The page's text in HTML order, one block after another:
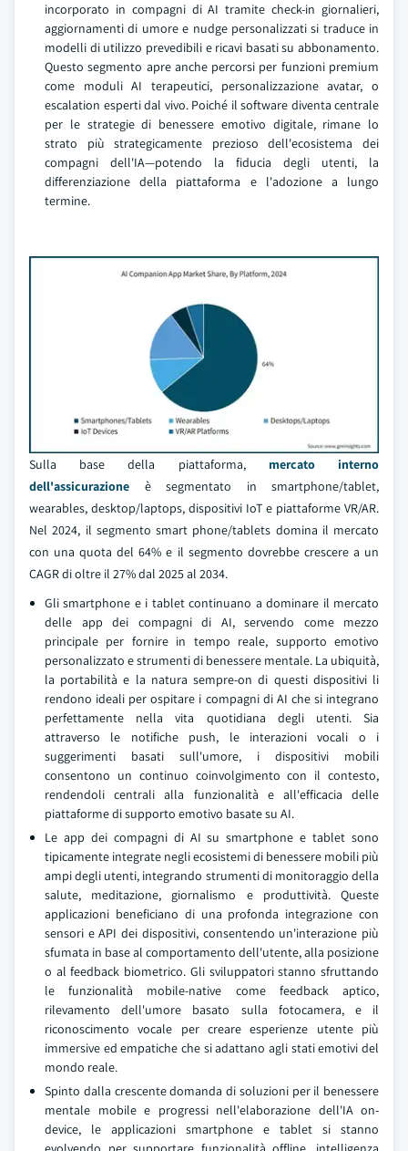
incorporato in compagni di AI tramite check-in giornalieri,
aggiornamenti di umore e nudge personalizzati si traduce in
modelli di utilizzo prevedibili e ricavi basati su abbonamento.
Questo segmento apre anche percorsi per funzioni premium
come moduli AI terapeutici, personalizzazione avatar, o
escalation esperti dal vivo. Poiché il software diventa centrale
per le strategie di benessere emotivo digitale, rimane lo
strato più strategicamente prezioso dell'ecosistema dei
compagni dell'IA—potendo la fiducia degli utenti, la
differenziazione della piattaforma e l'adozione a lungo
termine.
Sulla base della piattaforma, mercato interno
dell'assicurazione è segmentato in smartphone/tablet,
wearables, desktop/laptops, dispositivi IoT e piattaforme VR/AR.
Nel 2024, il segmento smart phone/tablets domina il mercato
con una quota del 64% e il segmento dovrebbe crescere a un
CAGR di oltre il 27% dal 2025 al 2034.
Gli smartphone e i tablet continuano a dominare il mercato
delle app dei compagni di AI, servendo come mezzo
principale per fornire in tempo reale, supporto emotivo
personalizzato e strumenti di benessere mentale. La ubiquità,
la portabilità e la natura sempre-on di questi dispositivi li
rendono ideali per ospitare i compagni di AI che si integrano
perfettamente nella vita quotidiana degli utenti. Sia
attraverso le notifiche push, le interazioni vocali o i
suggerimenti basati sull'umore, i dispositivi mobili
consentono un continuo coinvolgimento con il contesto,
rendendoli centrali alla funzionalità e all'efficacia delle
piattaforme di supporto emotivo basate su AI.
Le app dei compagni di AI su smartphone e tablet sono
tipicamente integrate negli ecosistemi di benessere mobili più
ampi degli utenti, integrando strumenti di monitoraggio della
salute, meditazione, giornalismo e produttività. Queste
applicazioni beneficiano di una profonda integrazione con
sensori e API dei dispositivi, consentendo un'interazione più
sfumata in base al comportamento dell'utente, alla posizione
o al feedback biometrico. Gli sviluppatori stanno sfruttando
le funzionalità mobile-native come feedback aptico,
rilevamento dell'umore basato sulla fotocamera, e il
riconoscimento vocale per creare esperienze utente più
immersive ed empatiche che si adattano agli stati emotivi del
mondo reale.
Spinto dalla crescente domanda di soluzioni per il benessere
mentale mobile e progressi nell'elaborazione dell'IA on-
device, le applicazioni smartphone e tablet si stanno